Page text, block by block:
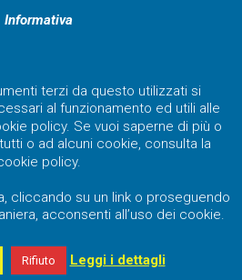
Informativa
terzi da questo utilizzati si
al funzionamento ed utili alle
policy. Se vuoi saperne di più o
o ad alcuni cookie, consulta la
policy.
cliccando su un link o proseguendo
acconsenti all’uso dei cookie.
Rifiuto Leggi i dettagli